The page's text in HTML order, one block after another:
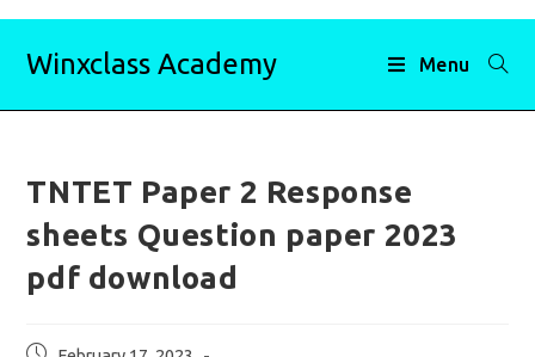
Winxclass Academy Menu
TNTET Paper 2 Response
sheets Question paper 2023
pdf download